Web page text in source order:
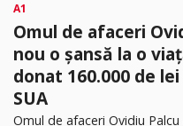
A1
Omul de afaceri
nou o șansă la o
donat 160.000 de
SUA
Omul de afaceri Ovidiu